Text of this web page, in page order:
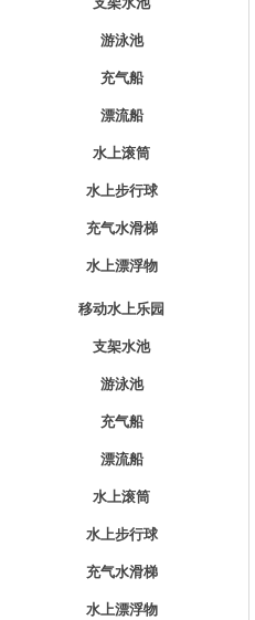
游泳池
充气船
漂流船
水上滚筒
水上步行球
充气水滑梯
水上漂浮物
移动水上乐园
支架水池
游泳池
充气船
漂流船
水上滚筒
水上步行球
充气水滑梯
水上漂浮物